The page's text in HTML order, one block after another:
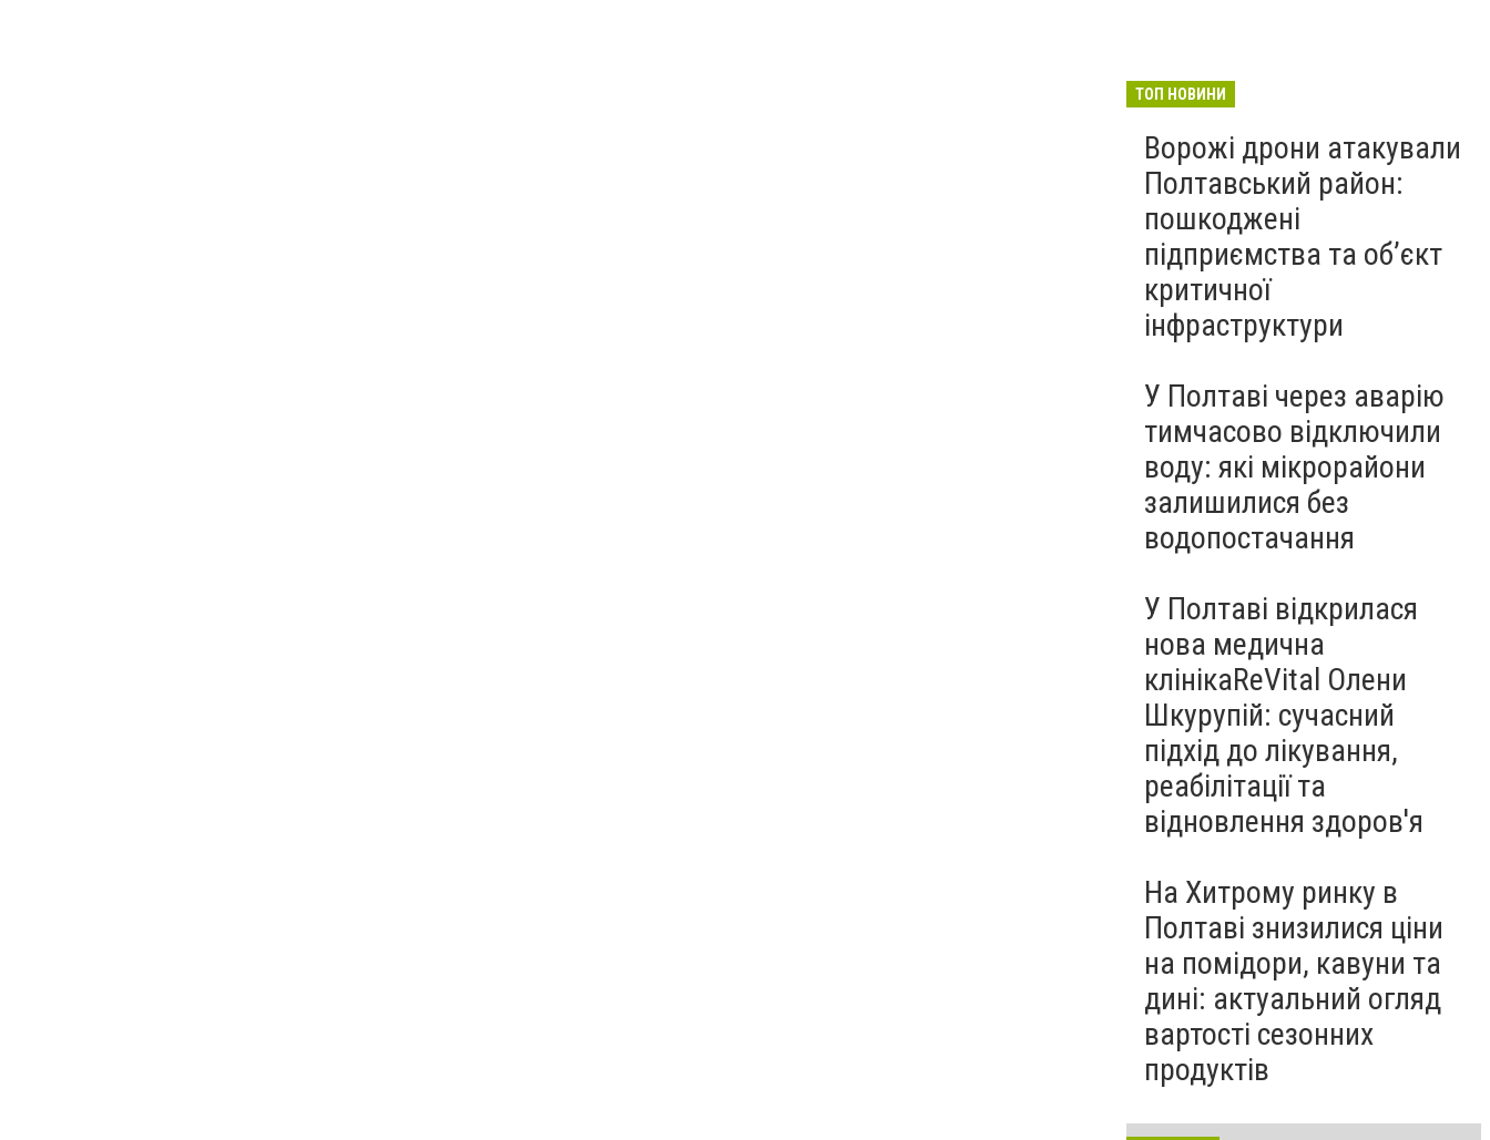
ТОП НОВИНИ
Ворожі дрони атакували
Полтавський район:
пошкоджені
підприємства та об’єкт
критичної
інфраструктури
У Полтаві через аварію
тимчасово відключили
воду: які мікрорайони
залишилися без
водопостачання
У Полтаві відкрилася
нова медична
клінікаReVital Олени
Шкурупій: сучасний
підхід до лікування,
реабілітації та
відновлення здоров'я
На Хитрому ринку в
Полтаві знизилися ціни
на помідори, кавуни та
дині: актуальний огляд
вартості сезонних
продуктів